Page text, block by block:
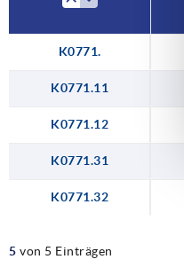
K0771.
K0771.11
K0771.12
K0771.31
K0771.32
5 von 5 Einträgen